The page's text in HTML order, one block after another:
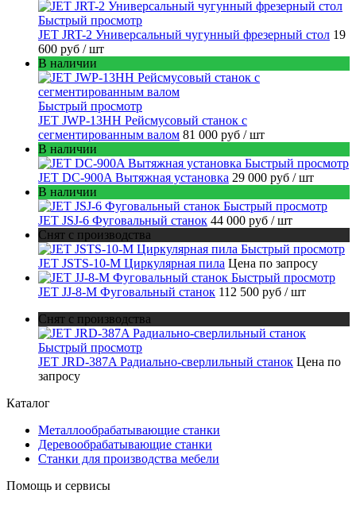
Быстрый просмотр
JET JRT-2 Универсальный чугунный фрезерный стол 19
600 руб / шт
В наличии
Быстрый просмотр
JET JWP-13HH Рейсмусовый станок с
сегментированным валом 81 000 руб / шт
В наличии
Быстрый просмотр
JET DC-900A Вытяжная установка 29 000 руб / шт
В наличии
Быстрый просмотр
JET JSJ-6 Фуговальный станок 44 000 руб / шт
Снят с производства
Быстрый просмотр
JET JSTS-10-M Циркулярная пила Цена по запросу
Быстрый просмотр
JET JJ-8-M Фуговальный станок 112 500 руб / шт
Снят с производства
Быстрый просмотр
JET JRD-387A Радиально-сверлильный станок Цена по
запросу
Каталог
Металлообрабатывающие станки
Деревообрабатывающие станки
Станки для производства мебели
Помощь и сервисы